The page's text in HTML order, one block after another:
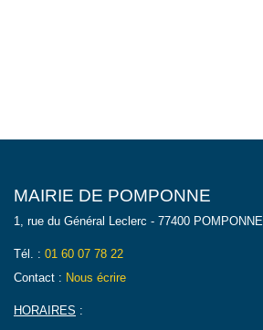
MAIRIE DE POMPONNE
1, rue du Général Leclerc - 77400 POMPONNE
Tél. : 01 60 07 78 22
Contact : Nous écrire
HORAIRES :